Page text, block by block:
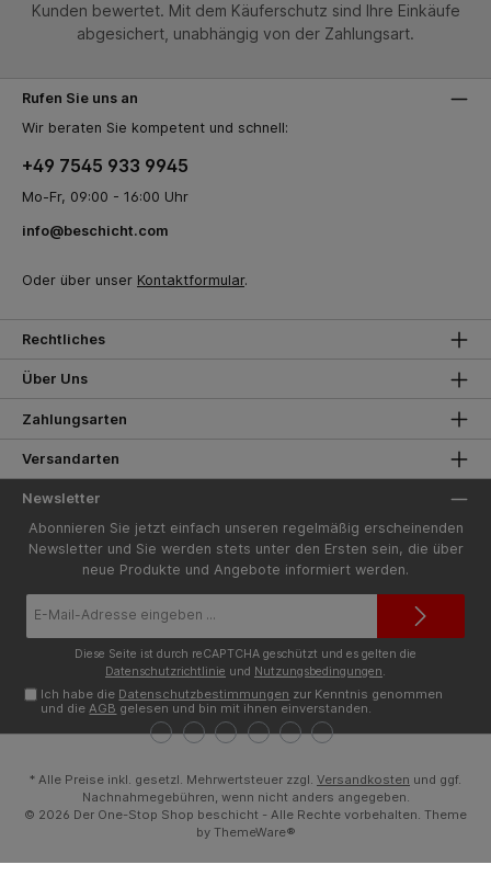
Kunden bewertet. Mit dem Käuferschutz sind Ihre Einkäufe
abgesichert, unabhängig von der Zahlungsart.
Rufen Sie uns an
Wir beraten Sie kompetent und schnell:
+49 7545 933 9945
Mo-Fr, 09:00 - 16:00 Uhr
info@beschicht.com
Oder über unser Kontaktformular.
Rechtliches
Über Uns
Zahlungsarten
Versandarten
Newsletter
Abonnieren Sie jetzt einfach unseren regelmäßig erscheinenden
Newsletter und Sie werden stets unter den Ersten sein, die über
neue Produkte und Angebote informiert werden.
Mail-
Diese Seite ist durch reCAPTCHA geschützt und es gelten die
Datenschutzrichtlinie und Nutzungsbedingungen.
Ich habe die Datenschutzbestimmungen zur Kenntnis genommen
und dieAGB gelesen und bin mit ihnen einverstanden.
* Alle Preise inkl. gesetzl. Mehrwertsteuer zzgl. Versandkosten und ggf.
Nachnahmegebühren, wenn nicht anders angegeben.
© 2026 Der One-Stop Shop beschicht - Alle Rechte vorbehalten. Theme
by ThemeWare®